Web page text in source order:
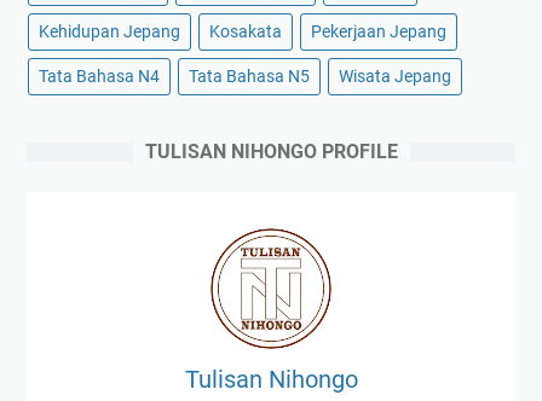
Kehidupan Jepang Kosakata Pekerjaan Jepang
Tata Bahasa N4 Tata Bahasa N5 Wisata Jepang
TULISAN NIHONGO PROFILE
Tulisan Nihongo